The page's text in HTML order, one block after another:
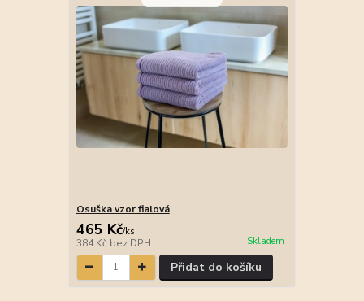
Osuška vzor fialová
465 Kč/ks
384 Kč bez DPH Skladem
Přidat do košíku